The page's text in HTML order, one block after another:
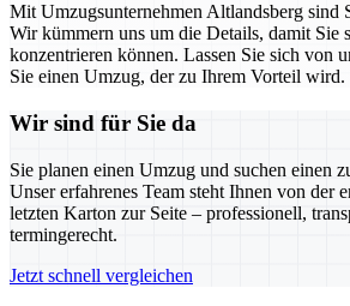
Mit Umzugsunternehmen Altlandsberg sind
Wir kümmern uns um die Details, damit Sie
konzentrieren können. Lassen Sie sich von
Sie einen Umzug, der zu Ihrem Vorteil wird.
Wir sind für Sie da
Sie planen einen Umzug und suchen einen
Unser erfahrenes Team steht Ihnen von der
letzten Karton zur Seite – professionell,
termingerecht.
Jetzt schnell vergleichen